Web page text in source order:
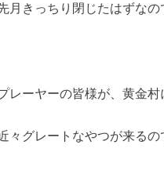
月きっちり閉じたはずなの
レーヤーの皆様が、黄金村
々グレートなやつが来る